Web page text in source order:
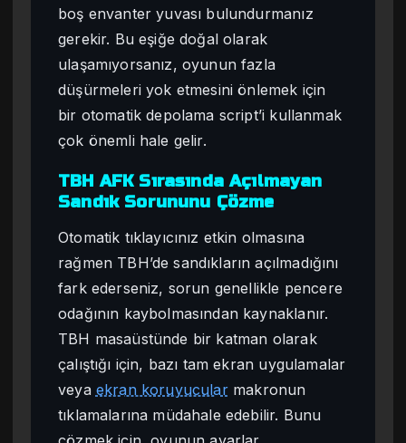
boş envanter yuvası bulundurmanız
gerekir. Bu eşiğe doğal olarak
ulaşamıyorsanız, oyunun fazla
düşürmeleri yok etmesini önlemek için
bir otomatik depolama script’i kullanmak
çok önemli hale gelir.
TBH AFK Sırasında Açılmayan
Sandık Sorununu Çözme
Otomatik tıklayıcınız etkin olmasına
rağmen TBH’de sandıkların açılmadığını
fark ederseniz, sorun genellikle pencere
odağının kaybolmasından kaynaklanır.
TBH masaüstünde bir katman olarak
çalıştığı için, bazı tam ekran uygulamalar
veya ekran koruyucularmakronun
tıklamalarına müdahale edebilir. Bunu